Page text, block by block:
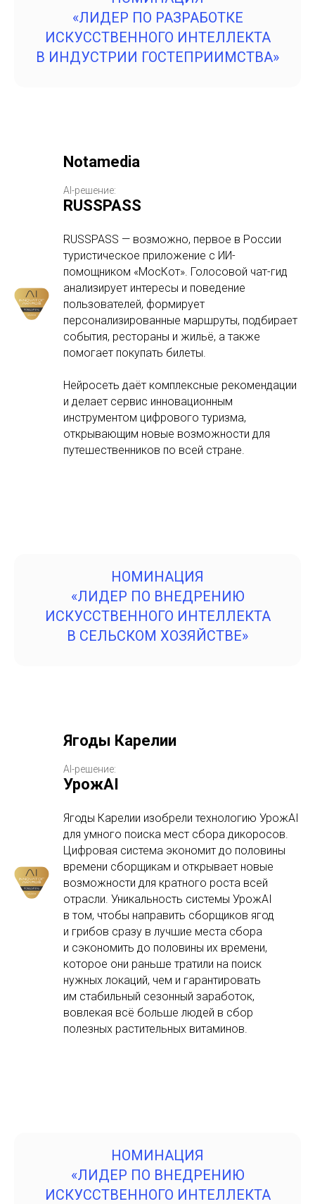
«ЛИДЕР ПО РАЗРАБОТКЕ
ИСКУССТВЕННОГО ИНТЕЛЛЕКТА
В ИНДУСТРИИ ГОСТЕПРИИМСТВА»
Notamedia
AI-решение:
RUSSPASS
RUSSPASS — возможно, первое в России
туристическое приложение с ИИ-
помощником «МосКот». Голосовой чат-гид
анализирует интересы и поведение
пользователей, формирует
персонализированные маршруты, подбирает
события, рестораны и жильё, а также
помогает покупать билеты.
Нейросеть даёт комплексные рекомендации
и делает сервис инновационным
инструментом цифрового туризма,
открывающим новые возможности для
путешественников по всей стране.
НОМИНАЦИЯ
«ЛИДЕР ПО ВНЕДРЕНИЮ
ИСКУССТВЕННОГО ИНТЕЛЛЕКТА
В СЕЛЬСКОМ ХОЗЯЙСТВЕ»
Ягоды Карелии
AI-решение:
УрожAI
Ягоды Карелии изобрели технологию УрожAI
для умного поиска мест сбора дикоросов.
Цифровая система экономит до половины
времени сборщикам и открывает новые
возможности для кратного роста всей
отрасли. Уникальность системы УрожAI
в том, чтобы направить сборщиков ягод
и грибов сразу в лучшие места сбора
и сэкономить до половины их времени,
которое они раньше тратили на поиск
нужных локаций, чем и гарантировать
им стабильный сезонный заработок,
вовлекая всё больше людей в сбор
полезных растительных витаминов.
НОМИНАЦИЯ
«ЛИДЕР ПО ВНЕДРЕНИЮ
ИСКУССТВЕННОГО ИНТЕЛЛЕКТА